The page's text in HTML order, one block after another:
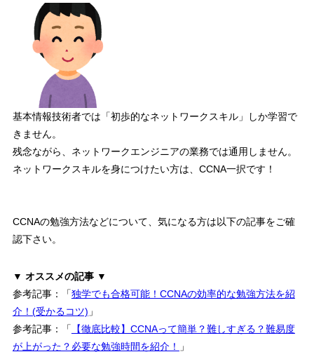
基本情報技術者では「初歩的なネットワークスキル」しか学習で
きません。
残念ながら、ネットワークエンジニアの業務では通用しません。
ネットワークスキルを身につけたい方は、CCNA一択です！
CCNAの勉強方法などについて、気になる方は以下の記事をご確
認下さい。
▼ オススメの記事 ▼
参考記事：「独学でも合格可能！CCNAの効率的な勉強方法を紹
介！(受かるコツ) 」
参考記事：「
【徹底比較】CCNAって簡単？難しすぎる？難易度
が上がった？必要な勉強時間を紹介！
」